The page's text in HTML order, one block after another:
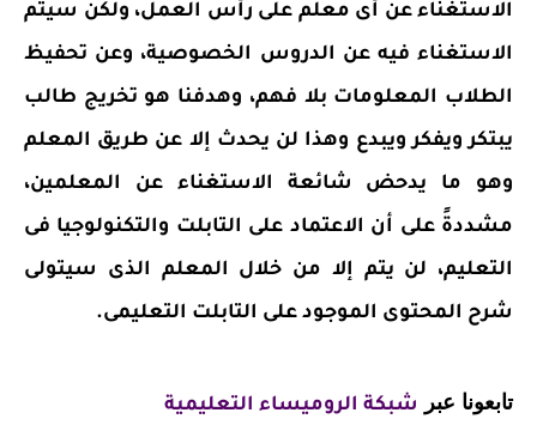
الاستغناء عن أى معلم على رأس العمل، ولكن سيتم
الاستغناء فيه عن الدروس الخصوصية، وعن تحفيظ
الطلاب المعلومات بلا فهم، وهدفنا هو تخريج طالب
يبتكر ويفكر ويبدع وهذا لن يحدث إلا عن طريق المعلم
وهو ما يدحض شائعة الاستغناء عن المعلمين،
مشددةً على أن الاعتماد على التابلت والتكنولوجيا فى
التعليم، لن يتم إلا من خلال المعلم الذى سيتولى
شرح المحتوى الموجود على التابلت التعليمى.
تابعونا عبر شبكة الروميساء التعليمية